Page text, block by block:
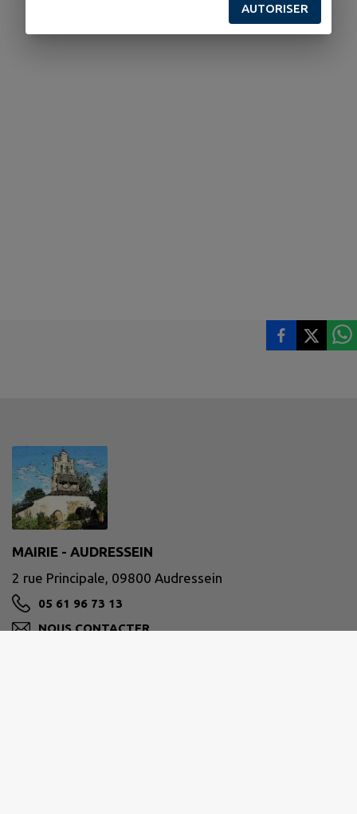
MAIRIE - AUDRESSEIN
2 rue Principale, 09800 Audressein
05 61 96 73 13
NOUS CONTACTER
AUTORISER